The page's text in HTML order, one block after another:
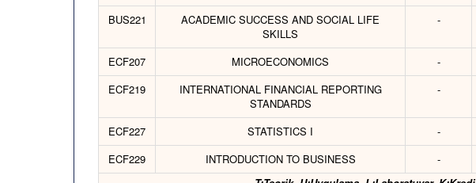
BUS221
ACADEMIC SUCCESS AND SOCIAL LIFE
SKILLS
-
ECF207 MICROECONOMICS -
ECF219
INTERNATIONAL FINANCIAL REPORTING
STANDARDS
-
ECF227 STATISTICS I -
ECF229
INTRODUCTION TO BUSINESS -